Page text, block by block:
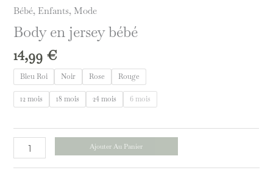
Bébé, Enfants,Mode
Body en jersey bébé
14,99 €
Bleu Roi Noir Rose Rouge
12 mois 18 mois 24 mois 6 mois
Ajouter Au Panier